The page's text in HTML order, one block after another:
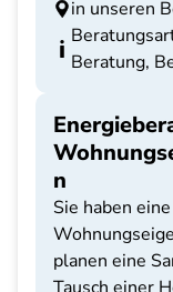
in unseren
Beratung,
n
Sie haben
planen eine